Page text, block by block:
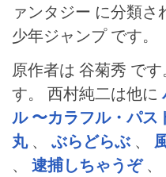
ァンタジー に分類さ
少年ジャンプです。
原作者は 谷菊秀 で
す。 西村純二は他に
ル 〜カラフル・パス
丸、 ぶらどらぶ 、
、 逮捕しちゃうぞ、